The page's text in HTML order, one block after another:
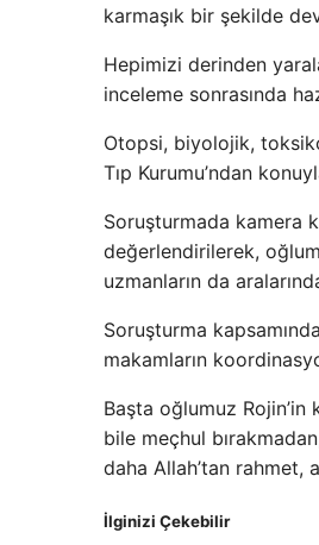
karmaşık bir şekilde
Hepimizi derinden
inceleme sonrasında
Otopsi, biyolojik,
Tıp Kurumu’ndan
Soruşturmada kamera
değerlendirilerek,
uzmanların da
Soruşturma
makamların
Başta oğlumuz Rojin’in
bile meçhul
daha Allah’tan rahmet,
İlginizi Çekebilir